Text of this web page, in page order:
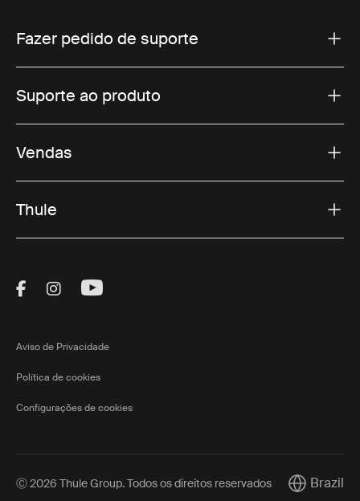
Fazer pedido de suporte
Suporte ao produto
Vendas
Thule
Visit Thule on Facebook (external link)
Visit Thule on Instagram (external link)
Visit Thule on Youtube (external
Aviso de Privacidade
Política de cookies
Configurações de cookies
Ⓒ 2026 Thule Group. Todos os direitos reservados Current
Brazil